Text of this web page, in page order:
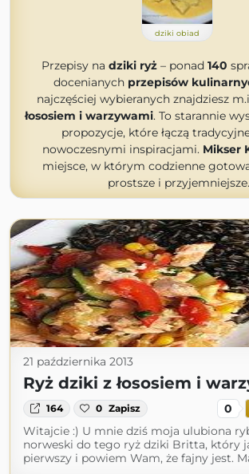
dziki obiad
Przepisy na dziki ryż– ponad 140
docenianych przepisów
najczęściej wybieranych znajdziesz
łososiem i warzywami. To starannie
propozycje, które łączą
nowoczesnymi inspiracjami. Mikser
miejsce, w którym codzienne
prostsze i przyjemniejsze.
21 października 2013
Ryż dziki z łososiem i
164 0 Zapisz 0
Witajcie :) U mnie dziś moja ulubiona
norweski do tego ryż dziki Britta, który
pierwszy i powiem Wam, że fajny jest.